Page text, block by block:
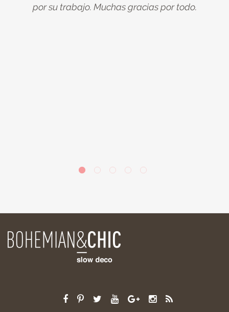
por su trabajo. Muchas gracias por todo.